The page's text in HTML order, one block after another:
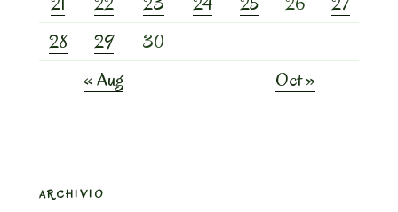
28
29
30
« Aug
Oct »
ARCHIVIO